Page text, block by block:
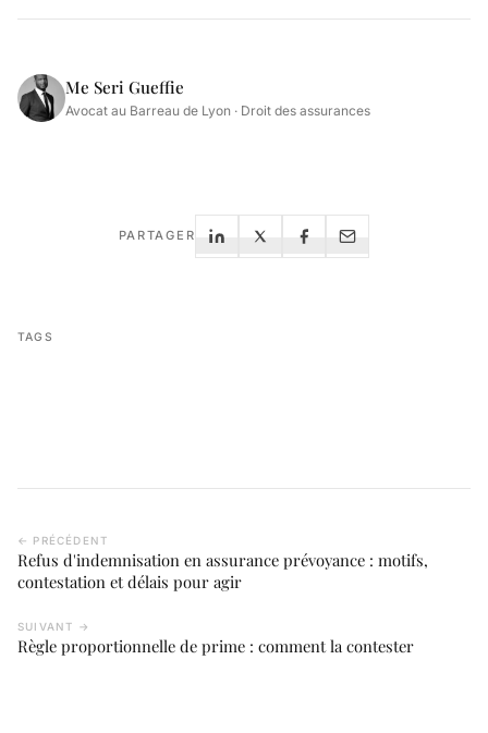
Me Seri Gueffie
Avocat au Barreau de Lyon · Droit des assurances
PARTAGER
TAGS
← PRÉCÉDENT
Refus d'indemnisation en assurance prévoyance : motifs,
contestation et délais pour agir
SUIVANT →
Règle proportionnelle de prime : comment la contester